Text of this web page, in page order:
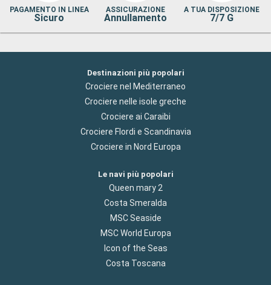
PAGAMENTO IN LINEA
Sicuro
ASSICURAZIONE
Annullamento
A TUA DISPOSIZIONE
7/7 G
Destinazioni più popolari
Crociere nel Mediterraneo
Crociere nelle isole greche
Crociere ai Caraibi
Crociere Flordi e Scandinavia
Crociere in Nord Europa
Le navi più popolari
Queen mary 2
Costa Smeralda
MSC Seaside
MSC World Europa
Icon of the Seas
Costa Toscana